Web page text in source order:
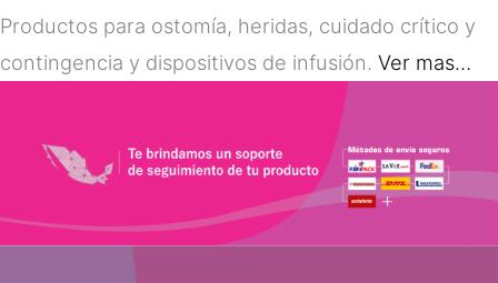
Productos para ostomía, heridas, cuidado crítico y
contingencia y dispositivos de infusión. Ver mas…